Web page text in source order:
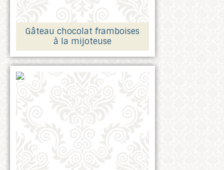
Gâteau chocolat framboises
à la mijoteuse